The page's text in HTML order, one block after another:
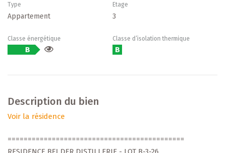
Type
Appartement
Etage
3
Classe énergétique
B
Classe d’isolation thermique
B
Description du bien
Voir la résidence
============================================